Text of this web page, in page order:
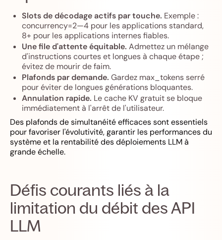
Slots de décodage actifs par touche. Exemple :
concurrency=2—4 pour les applications standard,
8+ pour les applications internes fiables.
Une file d'attente équitable. Admettez un mélange
d'instructions courtes et longues à chaque étape ;
évitez de mourir de faim.
Plafonds par demande. Gardez max_tokens serré
pour éviter de longues générations bloquantes.
Annulation rapide. Le cache KV gratuit se bloque
immédiatement à l'arrêt de l'utilisateur.
Des plafonds de simultanéité efficaces sont essentiels
pour favoriser l'évolutivité, garantir les performances du
système et la rentabilité des déploiements LLM à
grande échelle.
Défis courants liés à la
limitation du débit des API
LLM